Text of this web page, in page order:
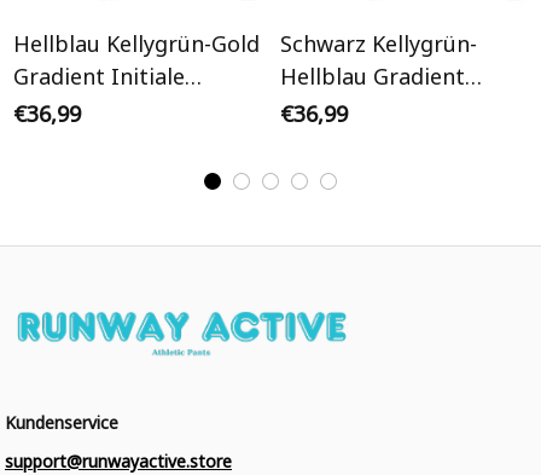
Hellblau Kellygrün-Gold
Gradient Initiale
Personalisiertes Varsity
€36,99
Schwarz Kellygrün-
Hellblau Gradient
Initiale Personalisiertes
€36,99
Kundenservice
support@runwayactive.store